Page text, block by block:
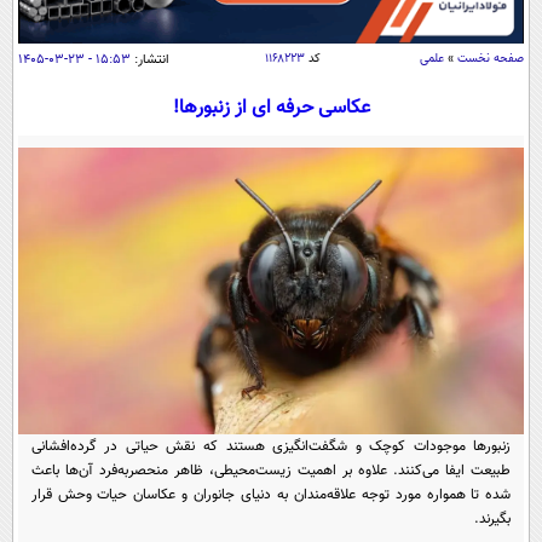
سیاسی
اقتصاد
جامعه
حوادث
سلامت
یک برش دانایی
محیط زیست
سفر و تفریح
بین الملل
سیاست خارجی
فرهنگ و هنر
علم و دانش
فناوری و It
اخبار کریپتو
قرآن
گوناگون
سرگرمی
باشگاه مغز
مجله تصویری سلاح
فیلم
اقتصاد
ورزش
سیاست
عصر ایران 2
خواندنی ها و دیدنی ها
داستان کوتاه
آموزش زبان
صفحه نخست » علمی کد۱۱۶۸۲۲۳ انتشار: ۱۵:۵۳ - ۲۳-۰۳-۱۴۰۵
عکاسی حرفه ای از زنبورها!
زنبورها موجودات کوچک و شگفت‌انگیزی هستند که نقش حیاتی در گرده‌افشانی
طبیعت ایفا می‌کنند. علاوه بر اهمیت زیست‌محیطی، ظاهر منحصربه‌فرد آن‌ها باعث
شده تا همواره مورد توجه علاقه‌مندان به دنیای جانوران و عکاسان حیات وحش قرار
بگیرند.